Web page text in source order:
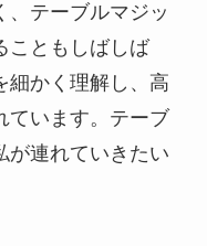
、テーブルマジッ
こともしばしば
かく理解し、高
ています。テーブ
が連れていきたい